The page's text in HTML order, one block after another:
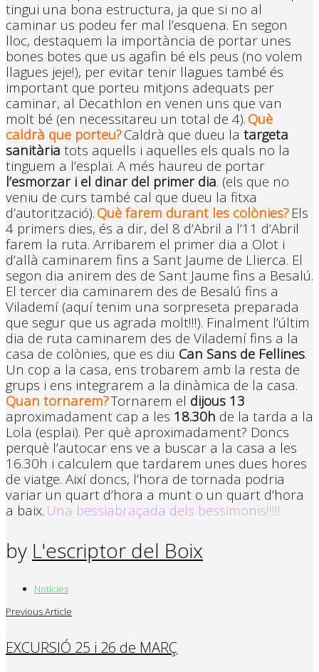
tingui una bona estructura, ja que si no al
caminar us podeu fer mal l’esquena. En segon
lloc, destaquem la importància de portar unes
bones botes que us agafin bé els peus (no volem
llagues jeje!), per evitar tenir llagues també és
important que porteu mitjons adequats per
caminar, al Decathlon en venen uns que van
molt bé (en necessitareu un total de 4). Què
caldrà que porteu?Caldrà que dueu la targeta
sanitària tots aquells i aquelles els quals no la
tinguem a l’esplai. A més haureu de portar
l’esmorzar i el dinar del primer dia. (els que no
veniu de curs també cal que dueu la fitxa
d’autorització). Què farem durant les colònies? Els
4 primers dies, és a dir, del 8 d’Abril a l’11 d’Abril
farem la ruta. Arribarem el primer dia a Olot i
d’allà caminarem fins a Sant Jaume de Llierca. El
segon dia anirem des de Sant Jaume fins a Besalú.
El tercer dia caminarem des de Besalú fins a
Vilademí (aquí tenim una sorpreseta preparada
que segur que us agrada molt!!!). Finalment l’últim
dia de ruta caminarem des de Vilademí fins a la
casa de colònies, que es diu Can Sans de Fellines.
Un cop a la casa, ens trobarem amb la resta de
grups i ens integrarem a la dinàmica de la casa.
Quan tornarem?Tornarem el dijous 13
aproximadament cap a les 18.30h de la tarda a la
Lola (esplai). Per què aproximadament? Doncs
perquè l’autocar ens ve a buscar a la casa a les
16.30h i calculem que tardarem unes dues hores
de viatge. Així doncs, l’hora de tornada podria
variar un quart d’hora a munt o un quart d’hora
a baix. Una bessiabraçada dels bessimonis!!!!!
by L'escriptor del Boix
Notícies
Previous Article
EXCURSIÓ 25 i 26 de MARÇ